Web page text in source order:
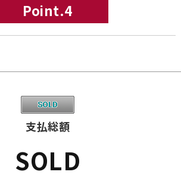
Point.4
支払総額
SOLD